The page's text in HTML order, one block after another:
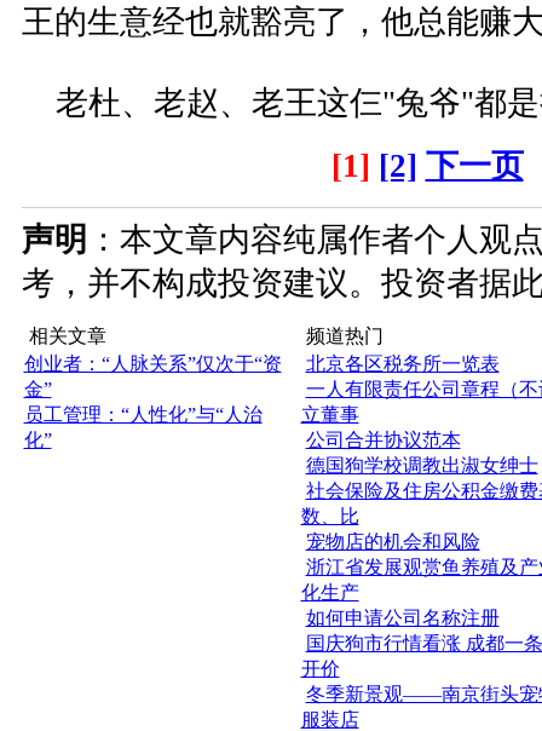
王的生意经也就豁亮了，他总能赚
老杜、老赵、老王这仨"兔爷"都
[1] [2] 下一页
声明 ：本文章内容纯属作者个人观
考，并不构成投资建议。投资者据
相关文章
创业者：“人脉关系”仅次于“资
金”
员工管理：“人性化”与“人治
化”
频道热门
北京各区税务所一览表
一人有限责任公司章程（不
立董事
公司合并协议范本
德国狗学校调教出淑女绅士
社会保险及住房公积金缴费
数、比
宠物店的机会和风险
浙江省发展观赏鱼养殖及产
化生产
如何申请公司名称注册
国庆狗市行情看涨 成都一
开价
冬季新景观——南京街头宠
服装店